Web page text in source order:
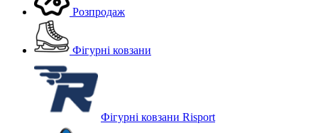
Розпродаж
Фігурні ковзани
Фігурні ковзани Risport